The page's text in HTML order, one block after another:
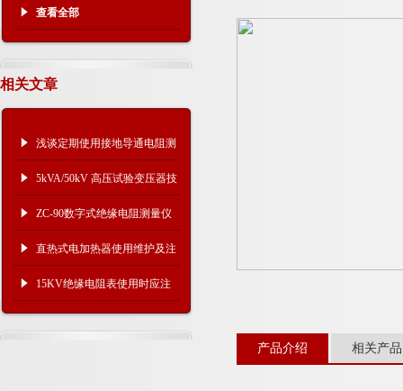
查看全部
相关文章
浅谈定期使用接地导通电阻测
试仪的重要性
5kVA/50kV 高压试验变压器技
术参数
ZC-90数字式绝缘电阻测量仪
技术规格
直热式电加热器使用维护及注
意事项
15KV绝缘电阻表使用时应注
意什么？
产品介绍 相关产品